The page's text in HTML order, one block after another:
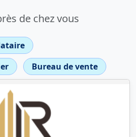
de chez vous
Bureau de vente